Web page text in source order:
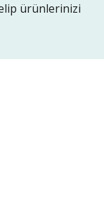
ürünlerinizi